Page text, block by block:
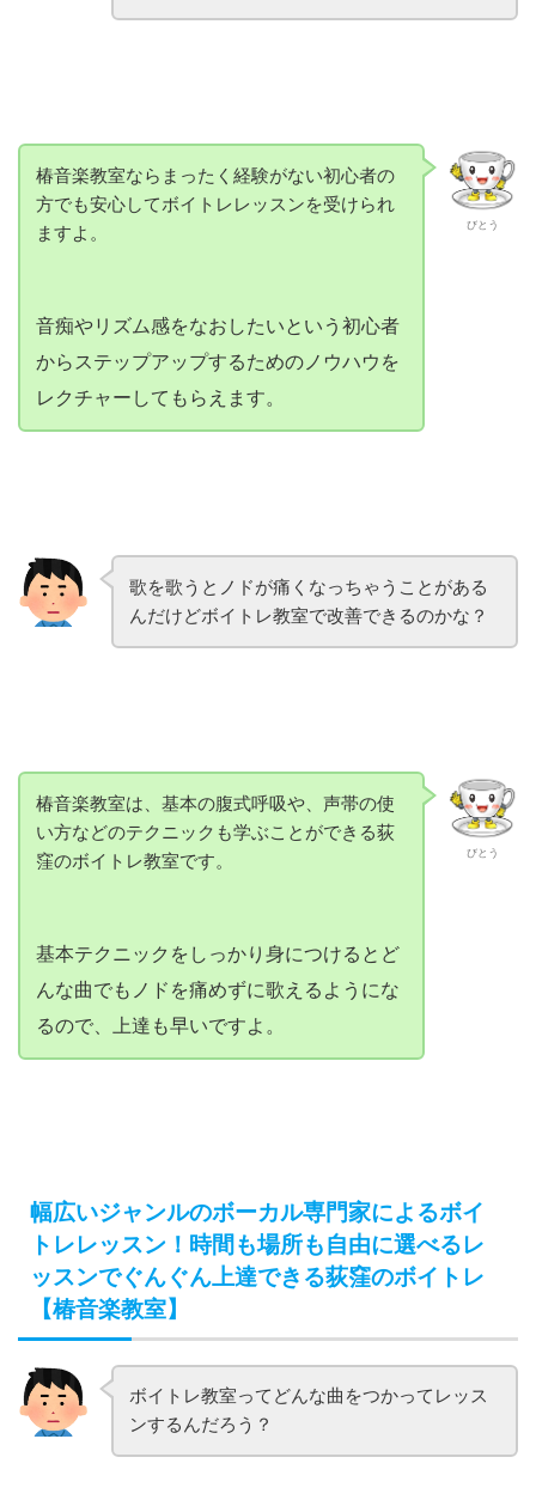
びとう
椿音楽教室ならまったく経験がない初心者の
方でも安心してボイトレレッスンを受けられ
ますよ。
音痴やリズム感をなおしたいという初心者
からステップアップするためのノウハウを
レクチャーしてもらえます。
歌を歌うとノドが痛くなっちゃうことがある
んだけどボイトレ教室で改善できるのかな？
びとう
椿音楽教室は、基本の腹式呼吸や、声帯の使
い方などのテクニックも学ぶことができる荻
窪のボイトレ教室です。
基本テクニックをしっかり身につけるとど
んな曲でもノドを痛めずに歌えるようにな
るので、上達も早いですよ。
幅広いジャンルのボーカル専門家によるボイ
トレレッスン！時間も場所も自由に選べるレ
ッスンでぐんぐん上達できる荻窪のボイトレ
【椿音楽教室】
ボイトレ教室ってどんな曲をつかってレッス
ンするんだろう？